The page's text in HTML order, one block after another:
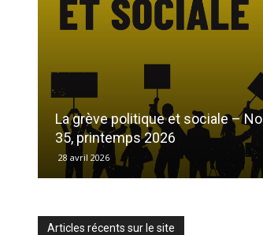
La grève politique et sociale – No
35, printemps 2026
28 avril 2026
Articles récents sur le site